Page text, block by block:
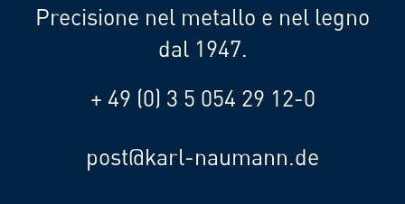
Precisione nel metallo e nel legno
dal 1947.
+ 49 (0) 3 5 054 29 12-0
post@karl-naumann.de